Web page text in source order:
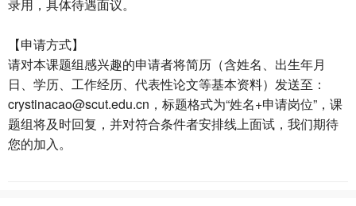
录用，具体待遇面议。
【申请方式】
请对本课题组感兴趣的申请者将简历（含姓名、出生年月
日、学历、工作经历、代表性论文等基本资料）发送至：
crystinacao@scut.edu.cn，标题格式为“姓名+申请岗位”，课
题组将及时回复，并对符合条件者安排线上面试，我们期待
您的加入。